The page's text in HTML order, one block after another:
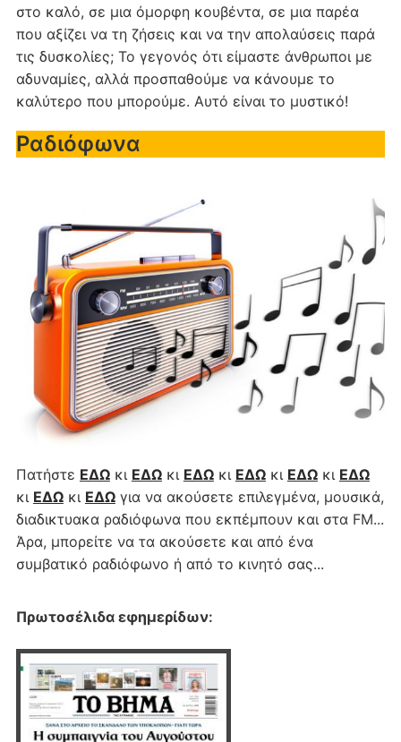
στο καλό, σε μια όμορφη κουβέντα, σε μια παρέα
που αξίζει να τη ζήσεις και να την απολαύσεις παρά
τις δυσκολίες; Το γεγονός ότι είμαστε άνθρωποι με
αδυναμίες, αλλά προσπαθούμε να κάνουμε το
καλύτερο που μπορούμε. Αυτό είναι το μυστικό!
Ραδιόφωνα
Πατήστε ΕΔΩκι ΕΔΩκι ΕΔΩκι ΕΔΩκι ΕΔΩκι ΕΔΩ
κι ΕΔΩκι ΕΔΩγια να ακούσετε επιλεγμένα, μουσικά,
διαδικτυακα ραδιόφωνα που εκπέμπουν και στα FM...
Άρα, μπορείτε να τα ακούσετε και από ένα
συμβατικό ραδιόφωνο ή από το κινητό σας...
Πρωτοσέλιδα εφημερίδων: